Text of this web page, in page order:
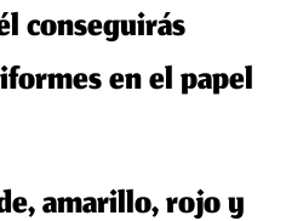
conseguirás
en el papel
amarillo, rojo y